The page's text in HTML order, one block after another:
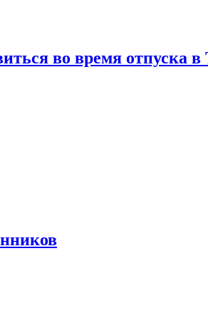
во время отпуска в